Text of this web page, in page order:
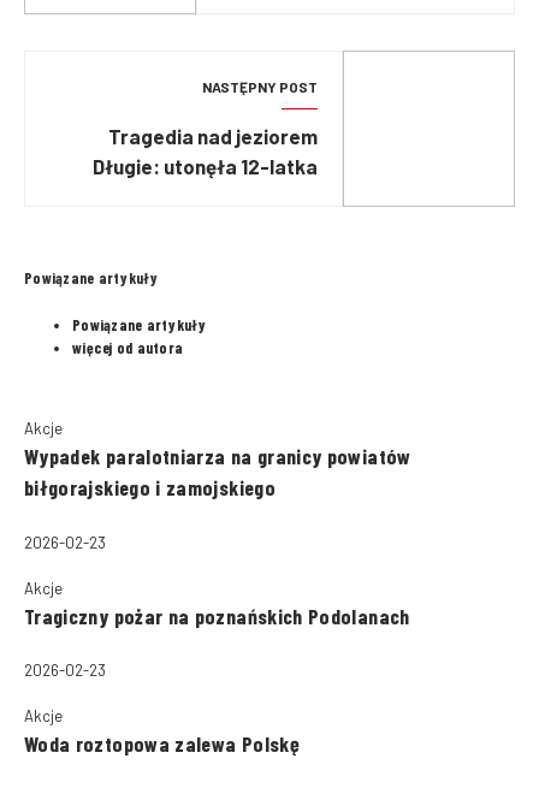
NASTĘPNY POST
Tragedia nad jeziorem
Długie: utonęła 12-latka
Powiązane artykuły
Powiązane artykuły
więcej od autora
Akcje
Wypadek paralotniarza na granicy powiatów
biłgorajskiego i zamojskiego
2026-02-23
Akcje
Tragiczny pożar na poznańskich Podolanach
2026-02-23
Akcje
Woda roztopowa zalewa Polskę